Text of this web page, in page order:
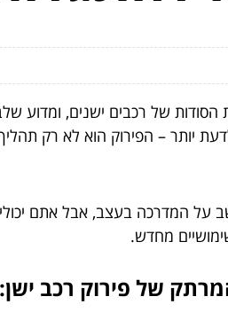
של רכבים ישנים, ומדוע
יותר – הפירוק הוא לא רק
על המדרכה בעצב, אבל אתם
מחדש.
של פירוק רכב ישן: